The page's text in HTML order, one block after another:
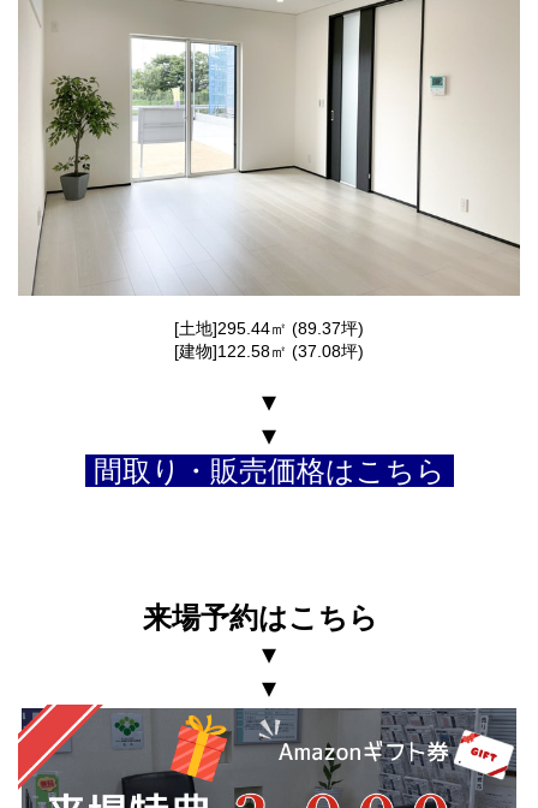
[土地]295.44㎡ (89.37坪)
[建物]122.58㎡ (37.08坪)
▾
▾
間取り・販売価格はこちら
来場予約はこちら
▾
▾